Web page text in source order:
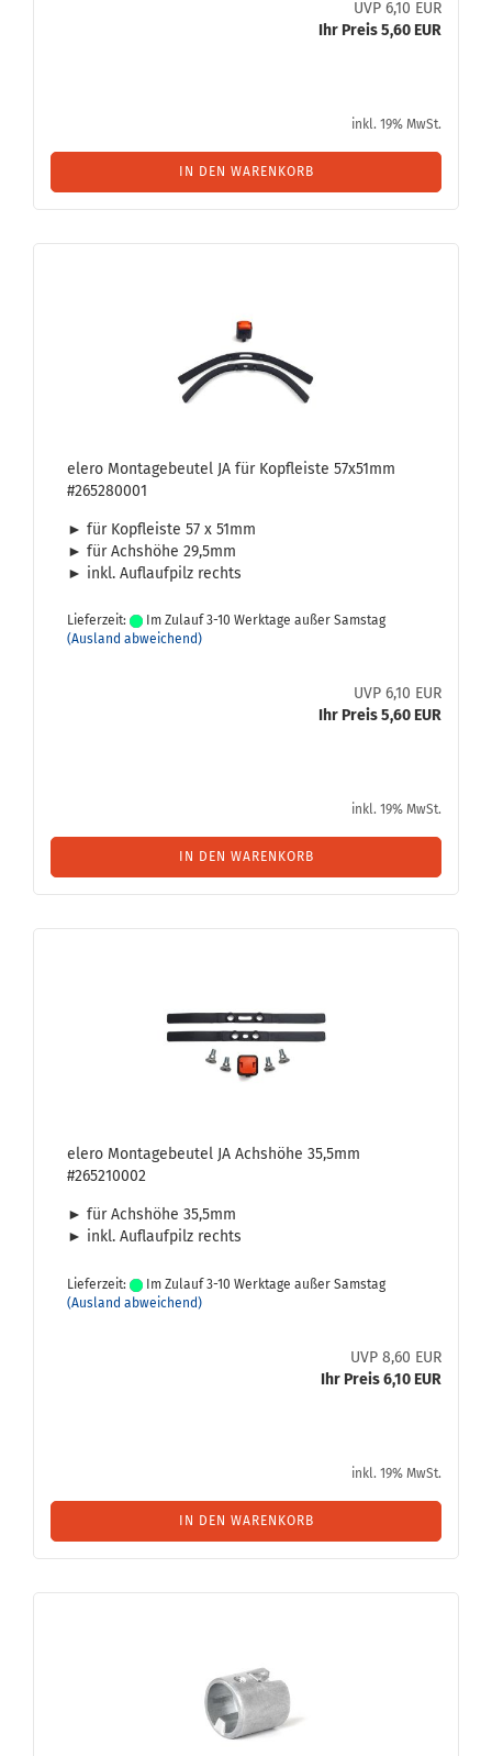
UVP 6,10 EUR
Ihr Preis 5,60 EUR
inkl. 19% MwSt.
IN DEN WARENKORB
elero Mon­ta­ge­beu­tel JA für Kopf­leis­te 57x51mm
#265280001
► für Kopf­leis­te 57 x 51mm
► für Achs­hö­he 29,5mm
► inkl. Auf­lauf­pilz rechts
Lieferzeit:
Im Zulauf 3-10 Werktage außer Samstag
(Ausland abweichend)
UVP 6,10 EUR
Ihr Preis 5,60 EUR
inkl. 19% MwSt.
IN DEN WARENKORB
elero Mon­ta­ge­beu­tel JA Achs­hö­he 35,5mm
#265210002
► für Achs­hö­he 35,5mm
► inkl. Auf­lauf­pilz rechts
Lieferzeit:
Im Zulauf 3-10 Werktage außer Samstag
(Ausland abweichend)
UVP 8,60 EUR
Ihr Preis 6,10 EUR
inkl. 19% MwSt.
IN DEN WARENKORB